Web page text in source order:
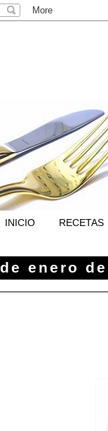
INICIO RECETAS
enero